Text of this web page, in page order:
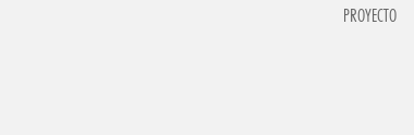
PROYECTO